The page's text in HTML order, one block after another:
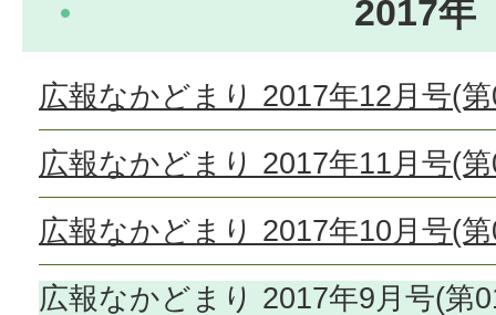
2017年
広報なかどまり 2017年12月号(
広報なかどまり 2017年11月号(
広報なかどまり 2017年10月号(
広報なかどまり 2017年9月号(第